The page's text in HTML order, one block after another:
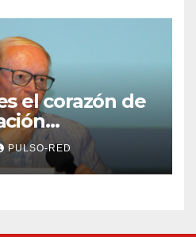
el corazón de
de la
PULSO-RED